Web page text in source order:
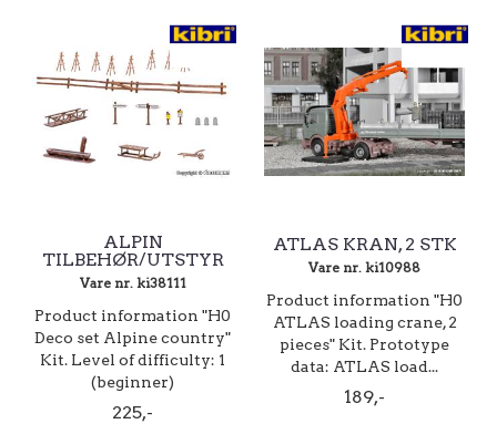
ALPIN
TILBEHØR/UTSTYR
Vare nr. ki38111
Product information "H0
Deco set Alpine country"
Kit. Level of difficulty: 1
(beginner)
225,-
ATLAS KRAN, 2 STK
Vare nr. ki10988
Product information "H0
ATLAS loading crane, 2
pieces" Kit. Prototype
data: ATLAS load...
189,-